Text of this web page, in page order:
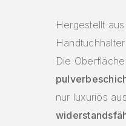
Hergestellt aus
Die
nur luxuriös